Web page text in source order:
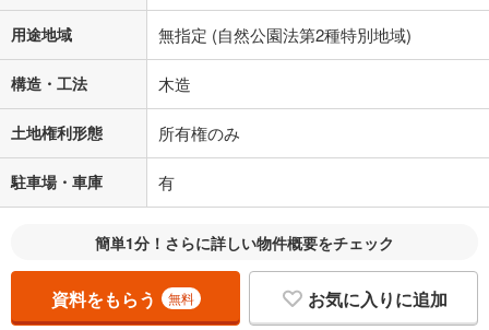
用途地域 無指定 (自然公園法第2種特別地域)
構造・工法 木造
土地権利形態 所有権のみ
駐車場・車庫 有
簡単1分！さらに詳しい物件概要をチェック
資料をもらう 無料 お気に入りに追加